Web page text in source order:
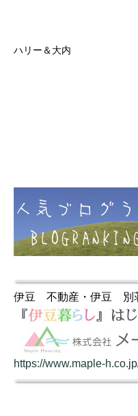
ハリー＆大内
伊豆 不動産・伊豆 別
https://www.maple-